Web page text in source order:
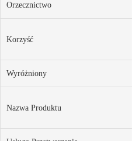
Orzecznictwo
Korzyść
Wyróżniony
Nazwa Produktu